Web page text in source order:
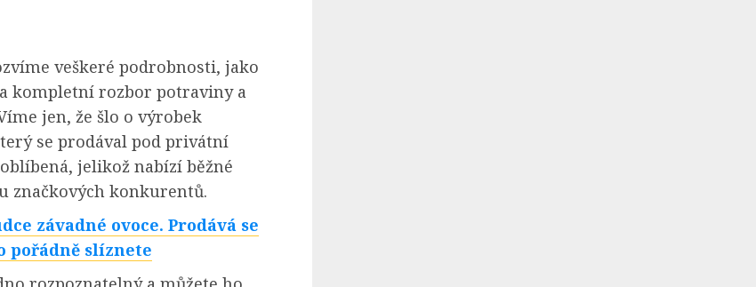
veškeré podrobnosti, jako
kompletní rozbor potraviny a
jen, že šlo o výrobek
se prodával pod privátní
jelikož nabízí běžné
značkových konkurentů.
závadné ovoce. Prodává se
pořádně slíznete